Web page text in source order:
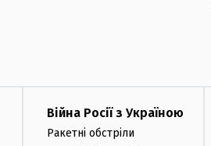
Війна Росії з Україною
Ракетні обстріли